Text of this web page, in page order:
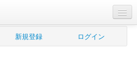
新規登録 ログイン